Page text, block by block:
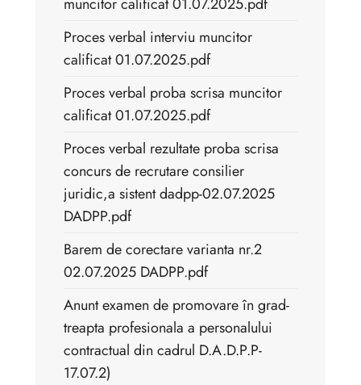
muncitor calificat 01.07.2025.pdf
Proces verbal interviu muncitor
calificat 01.07.2025.pdf
Proces verbal proba scrisa muncitor
calificat 01.07.2025.pdf
Proces verbal rezultate proba scrisa
concurs de recrutare consilier
juridic,a sistent dadpp-02.07.2025
DADPP.pdf
Barem de corectare varianta nr.2
02.07.2025 DADPP.pdf
Anunt examen de promovare în grad-
treapta profesionala a personalului
contractual din cadrul D.A.D.P.P-
17.07.2)